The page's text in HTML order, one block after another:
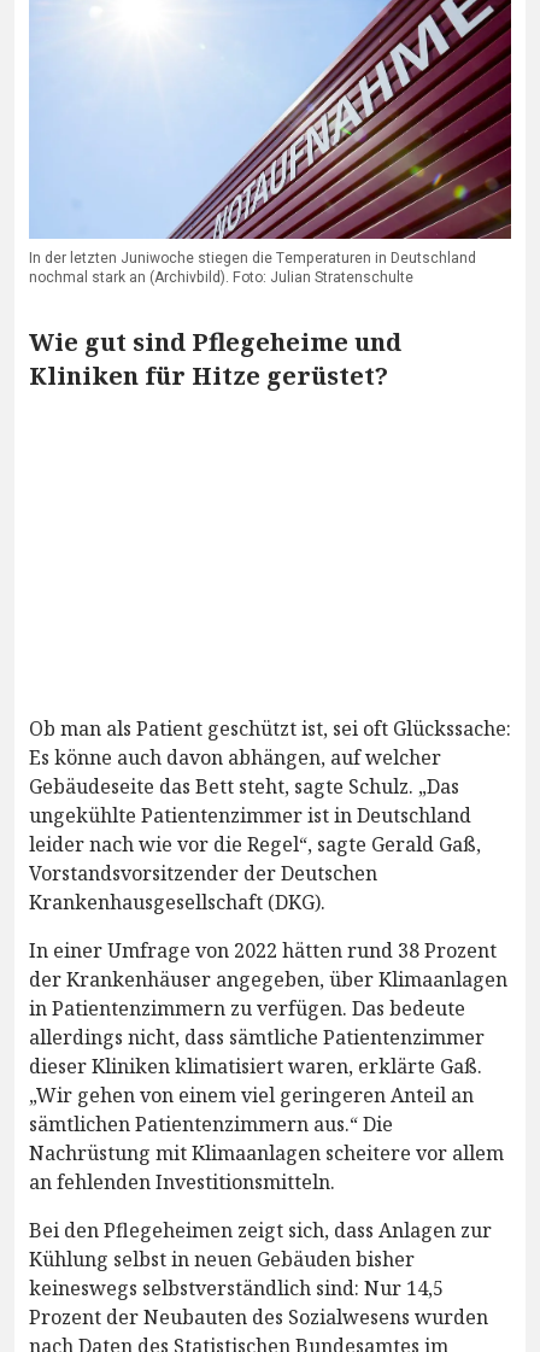
In der letzten Juniwoche stiegen die Temperaturen in Deutschland
nochmal stark an (Archivbild). Foto: Julian Stratenschulte
Wie gut sind Pflegeheime und
Kliniken für Hitze gerüstet?
Ob man als Patient geschützt ist, sei oft Glückssache:
Es könne auch davon abhängen, auf welcher
Gebäudeseite das Bett steht, sagte Schulz. „Das
ungekühlte Patientenzimmer ist in Deutschland
leider nach wie vor die Regel“, sagte Gerald Gaß,
Vorstandsvorsitzender der Deutschen
Krankenhausgesellschaft (DKG).
In einer Umfrage von 2022 hätten rund 38 Prozent
der Krankenhäuser angegeben, über Klimaanlagen
in Patientenzimmern zu verfügen. Das bedeute
allerdings nicht, dass sämtliche Patientenzimmer
dieser Kliniken klimatisiert waren, erklärte Gaß.
„Wir gehen von einem viel geringeren Anteil an
sämtlichen Patientenzimmern aus.“ Die
Nachrüstung mit Klimaanlagen scheitere vor allem
an fehlenden Investitionsmitteln.
Bei den Pflegeheimen zeigt sich, dass Anlagen zur
Kühlung selbst in neuen Gebäuden bisher
keineswegs selbstverständlich sind: Nur 14,5
Prozent der Neubauten des Sozialwesens wurden
nach Daten des Statistischen Bundesamtes im